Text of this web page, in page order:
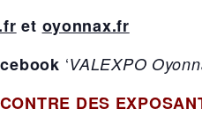
et oyonnax.fr
‘VALEXPO
DES